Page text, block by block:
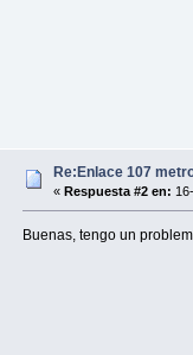
Re:Enlace 107
« Respuesta #2 en:
Buenas, tengo un